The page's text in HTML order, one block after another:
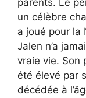
parents. Le
un célèbre
a joué pour la
Jalen n’a
vraie vie. Son
été élevé par
décédée à